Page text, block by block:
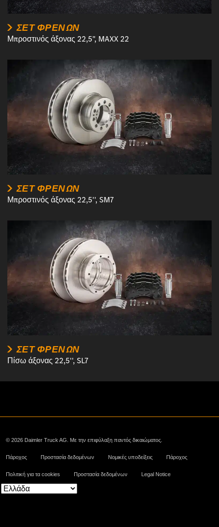
ΣΕΤ ΦΡΈΝΩΝ
Μπροστινός άξονας 22,5", MAXX 22
ΣΕΤ ΦΡΈΝΩΝ
Μπροστινός άξονας 22,5'', SM7
ΣΕΤ ΦΡΈΝΩΝ
Πίσω άξονας 22,5'', SL7
© 2026 Daimler Truck AG. Με την επιφύλαξη παντός δικαιώματος.
Πάροχος Προστασία δεδομένων Νομικές υποδείξεις Πάροχος
Πολιτική για τα cookies Προστασία δεδομένων Legal Notice